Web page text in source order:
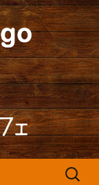
ゴ)カフ
フェ』より
検